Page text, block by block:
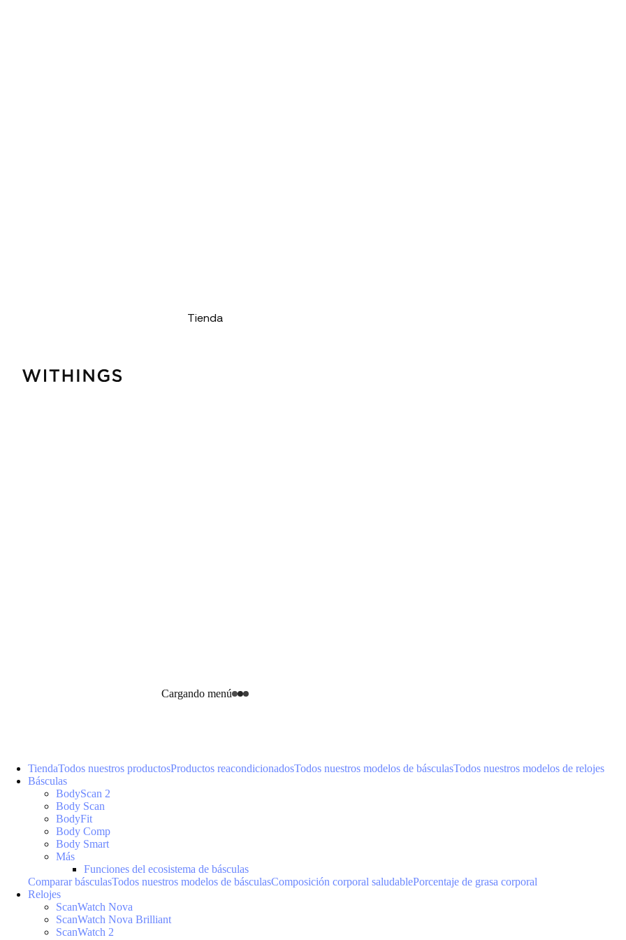
Tienda
Cargando menú
TiendaTodos nuestros productosProductos reacondicionadosTodos nuestros modelos de básculasTodos nuestros modelos de relojes
Básculas
BodyScan 2
Body Scan
BodyFit
Body Comp
Body Smart
Más
Funciones del ecosistema de básculas
Comparar básculasTodos nuestros modelos de básculasComposición corporal saludablePorcentaje de grasa corporal
Relojes
ScanWatch Nova
ScanWatch Nova Brilliant
ScanWatch 2